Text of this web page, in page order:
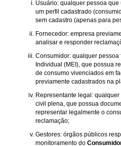
Usuário: qualquer pessoa
um perfil cadastrado
sem cadastro (apenas para
Fornecedor: empresa
analisar e responder
Consumidor: qualquer
Individual (MEI), que possua
de consumo vivenciados em
previamente cadastrados na
Representante legal:
civil plena, que possua
representar legalmente o
reclamação;
Gestores: órgãos públicos
monitoramento do